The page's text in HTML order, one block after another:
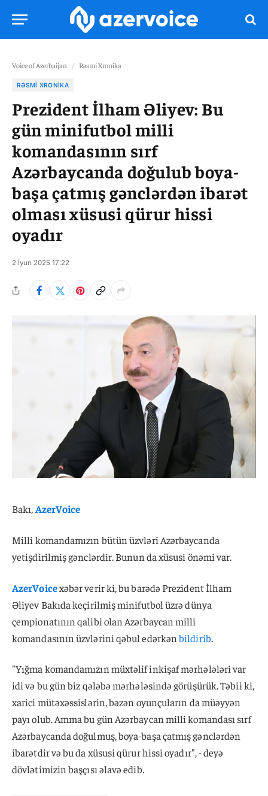
Voice of Azerbaijan / Rəsmi Xronika
RƏSMI XRONIKA
Prezident İlham Əliyev: Bu
gün minifutbol milli
komandasının sırf
Azərbaycanda doğulub boya-
başa çatmış gənclərdən ibarət
olması xüsusi qürur hissi
oyadır
2 İyun 2025 17:22
Bakı,AzerVoice
Milli komandamızın bütün üzvləri Azərbaycanda
yetişdirilmiş gənclərdir. Bunun da xüsusi önəmi var.
AzerVoicexəbər verir ki, bu barədə Prezident İlham
Əliyev Bakıda keçirilmiş minifutbol üzrə dünya
çempionatının qalibi olan Azərbaycan milli
komandasının üzvlərini qəbul edərkənbildirib.
"Yığma komandamızın müxtəlif inkişaf mərhələləri var
idi və bu gün biz qələbə mərhələsində görüşürük. Təbii ki,
xarici mütəxəssislərin, bəzən oyunçuların da müəyyən
payı olub. Amma bu gün Azərbaycan milli komandası sırf
Azərbaycanda doğulmuş, boya-başa çatmış gənclərdən
ibarətdir və bu da xüsusi qürur hissi oyadır", - deyə
dövlətimizin başçısı əlavə edib.